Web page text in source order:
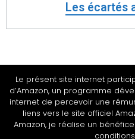
Les écartés
Le présent site internet
d’Amazon, un programme
internet de percevoir une
liens vers le site officiel
Amazon, je réalise un